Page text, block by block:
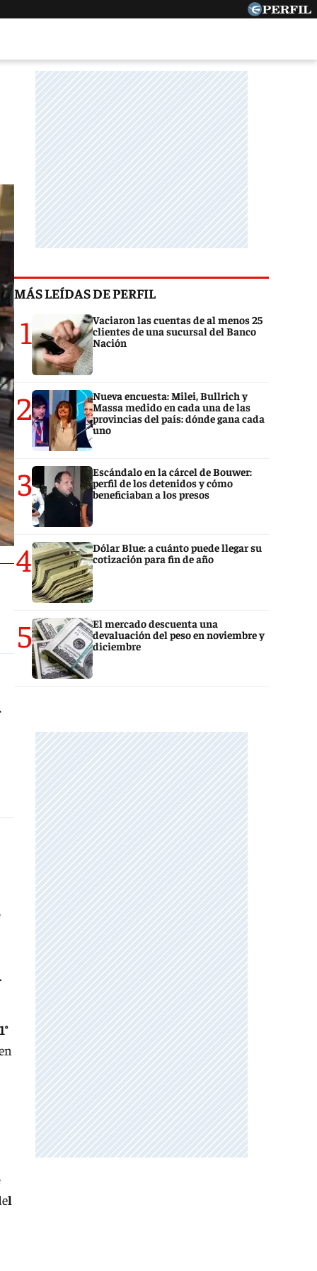
.
1°
l
MÁS LEÍDAS DE PERFIL
1
Vaciaron las cuentas de al menos 25
clientes de una sucursal del Banco
Nación
2
Nueva encuesta: Milei, Bullrich y
Massa medido en cada una de las
provincias del país: dónde gana cada
uno
3
Escándalo en la cárcel de Bouwer:
perfil de los detenidos y cómo
beneficiaban a los presos
4
Dólar Blue: a cuánto puede llegar su
cotización para fin de año
5
El mercado descuenta una
devaluación del peso en noviembre y
diciembre